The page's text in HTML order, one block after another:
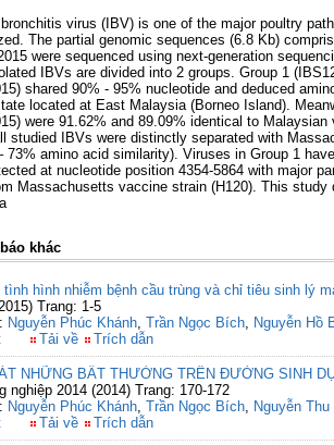
bronchitis virus (IBV) is one of the major poultry
The partial genomic sequences (6.8 Kb)
were sequenced using next-generation
IBVs are divided into 2 groups. Group 1
shared 90% - 95% nucleotide and deduced
located at East Malaysia (Borneo Island).
were 91.62% and 89.09% identical to
studied IBVs were distinctly separated with
73% amino acid similarity). Viruses in Group 1
at nucleotide position 4354-5864 with major
Massachusetts vaccine strain (H120). This
khác
tình hình nhiễm bệnh cầu trùng và chỉ tiêu sinh lý
Trang: 1-5
Nguyễn Phúc Khánh, Trần Ngọc Bích, Nguyễn Hồ
Tải về Trích dẫn
NHỮNG BẤT THƯỜNG TRÊN ĐƯỜNG SINH
nghiệp 2014 (2014) Trang: 170-172
Nguyễn Phúc Khánh, Trần Ngọc Bích, Nguyễn Thu
Tải về Trích dẫn